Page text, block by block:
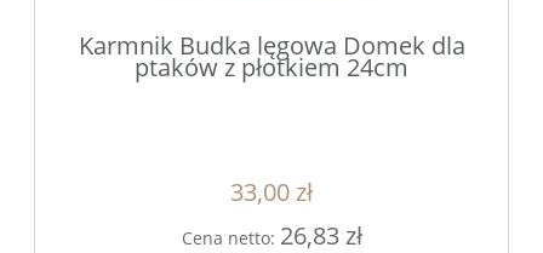
Karmnik Budka lęgowa Domek dla
ptaków z płotkiem 24cm
33,00 zł
Cena netto: 26,83 zł